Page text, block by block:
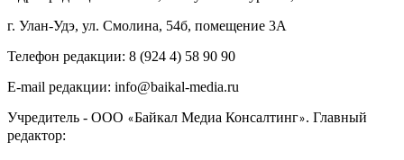
г. Улан-Удэ, ул. Смолина, 54б, помещение 3А
Телефон редакции: ‎‎8 (924 4) 58 90 90
E-mail редакции: info@baikal-media.ru
Учредитель - ООО «Байкал Медиа Консалтинг». Главный
редактор: